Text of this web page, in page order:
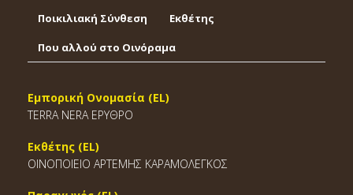
Ποικιλιακή Σύνθεση Εκθέτης
Που αλλού στο Οινόραμα
Εμπορική Ονομασία (EL)
TERRA NERA ΕΡΥΘΡΟ
Εκθέτης (EL)
ΟΙΝΟΠΟΙΕΙΟ ΑΡΤΕΜΗΣ ΚΑΡΑΜΟΛΕΓΚΟΣ